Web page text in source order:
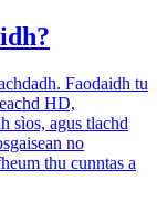
Faodaidh tu
HD,
sìos, agus tlachd
no
thu cunntas a